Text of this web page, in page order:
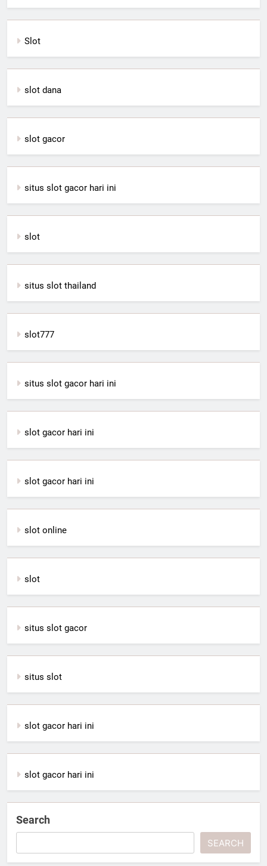
Slot
slot dana
slot gacor
situs slot gacor hari ini
slot
situs slot thailand
slot777
situs slot gacor hari ini
slot gacor hari ini
slot gacor hari ini
slot online
slot
situs slot gacor
situs slot
slot gacor hari ini
slot gacor hari ini
Search
SEARCH